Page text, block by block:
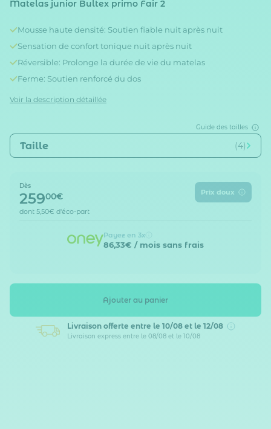
Matelas junior Bultex primo Fair 2
Mousse haute densité: Soutien fiable nuit après nuit
Sensation de confort tonique nuit après nuit
Réversible: Prolonge la durée de vie du matelas
Ferme: Soutien renforcé du dos
Voir la description détaillée
Dès
25900€
dont 5,50€ d'éco-part
Prix doux
Payez en 3x
86,33€ / mois sans frais
Guide des tailles
Taille (4)
Ajouter au panier
Livraison offerte entre le 10/08 et le 12/08
Livraison express entre le 08/08 et le 10/08